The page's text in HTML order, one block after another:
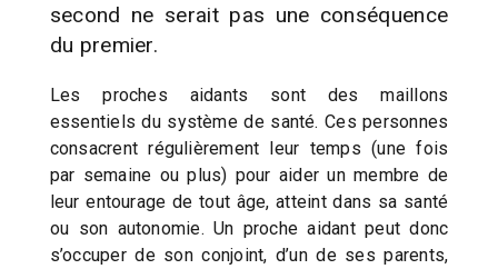
second ne serait pas une conséquence
du premier.
Les proches aidants sont des maillons
essentiels du système de santé. Ces personnes
consacrent régulièrement leur temps (une fois
par semaine ou plus) pour aider un membre de
leur entourage de tout âge, atteint dans sa santé
ou son autonomie. Un proche aidant peut donc
s’occuper de son conjoint, d’un de ses parents,